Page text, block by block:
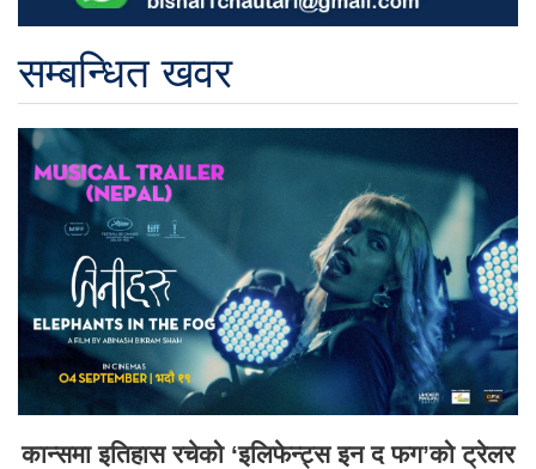
सम्बन्धित खवर
कान्समा इतिहास रचेको ‘इलिफेन्ट्स इन द फग’को ट्रेलर